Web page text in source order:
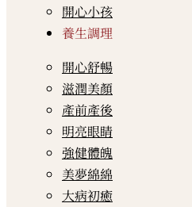
開心小孩
養生調理
開心舒暢
滋潤美顏
產前產後
明亮眼睛
強健體魄
美夢綿綿
大病初癒